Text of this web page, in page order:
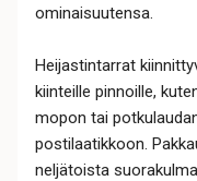
ominaisuutensa.
Heijastintarrat
kiinteille pinnoille,
mopon tai
postilaatikkoon.
neljätoista